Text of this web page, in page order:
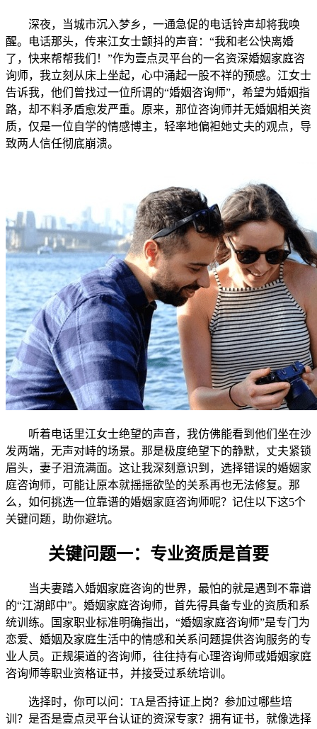
深夜，当城市沉入梦乡，一通急促的电话铃声却将我唤
醒。电话那头，传来江女士颤抖的声音：“我和老公快离婚
了，快来帮帮我们！”作为壹点灵平台的一名资深婚姻家庭咨
询师，我立刻从床上坐起，心中涌起一股不祥的预感。江女士
告诉我，他们曾找过一位所谓的“婚姻咨询师”，希望为婚姻指
路，却不料矛盾愈发严重。原来，那位咨询师并无婚姻相关资
质，仅是一位自学的情感博主，轻率地偏袒她丈夫的观点，导
致两人信任彻底崩溃。
听着电话里江女士绝望的声音，我仿佛能看到他们坐在沙
发两端，无声对峙的场景。那是极度绝望下的静默，丈夫紧锁
眉头，妻子泪流满面。这让我深刻意识到，选择错误的婚姻家
庭咨询师，可能让原本就摇摇欲坠的关系再也无法修复。那
么，如何挑选一位靠谱的婚姻家庭咨询师呢？记住以下这5个
关键问题，助你避坑。
关键问题一：专业资质是首要
当夫妻踏入婚姻家庭咨询的世界，最怕的就是遇到不靠谱
的“江湖郎中”。婚姻家庭咨询师，首先得具备专业的资质和系
统训练。国家职业标准明确指出，“婚姻家庭咨询师”是专门为
恋爱、婚姻及家庭生活中的情感和关系问题提供咨询服务的专
业人员。正规渠道的咨询师，往往持有心理咨询师或婚姻家庭
咨询师等职业资格证书，并接受过系统培训。
选择时，你可以问：TA是否持证上岗？参加过哪些培
训？是否是壹点灵平台认证的资深专家？拥有证书，就像选择